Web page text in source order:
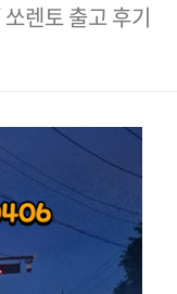
렌토 출고 후기